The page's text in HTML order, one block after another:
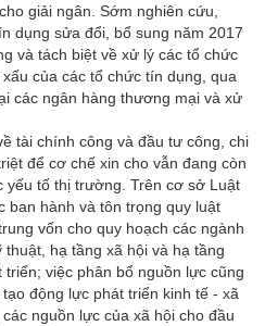
giải ngân. Sớm nghiên cứu,
dụng sửa đổi, bổ sung năm 2017
và tách biệt về xử lý các tổ chức
của các tổ chức tín dụng, qua
các ngân hàng thương mại và xử
tài chính công và đầu tư công, chi
để cơ chế xin cho vẫn đang còn
yếu tố thị trường. Trên cơ sở Luật
ban hành và tôn trọng quy luật
vốn cho quy hoạch các ngành
hạ tầng xã hội và hạ tầng
việc phân bổ nguồn lực cũng
động lực phát triển kinh tế - xã
nguồn lực của xã hội cho đầu